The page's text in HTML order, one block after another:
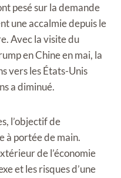
pesé sur la demande
une accalmie depuis le
Avec la visite du
en Chine en mai, la
vers les États-Unis
a diminué.
l’objectif de
à portée de main.
de l’économie
et les risques d’une